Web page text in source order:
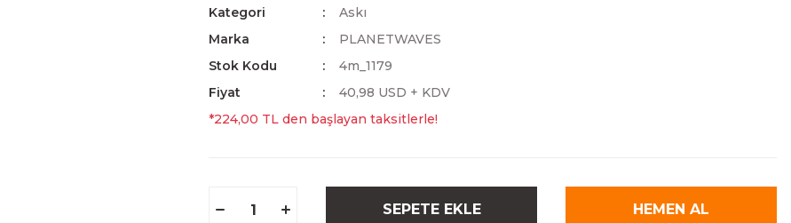
Kategori
Askı
Marka
PLANETWAVES
Stok Kodu
4m_1179
Fiyat
40,98 USD + KDV
*224,00 TL den başlayan taksitlerle!
SEPETE EKLE HEMEN AL